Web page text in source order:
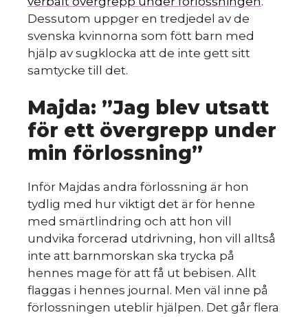
Dessutom uppger en tredjedel av de
svenska kvinnorna som fött barn med
hjälp av sugklocka att de inte gett sitt
samtycke till det.
Majda: ”Jag blev utsatt
för ett övergrepp under
min förlossning”
Inför Majdas andra förlossning är hon
tydlig med hur viktigt det är för henne
med smärtlindring och att hon vill
undvika forcerad utdrivning, hon vill alltså
inte att barnmorskan ska trycka på
hennes mage för att få ut bebisen. Allt
flaggas i hennes journal. Men väl inne på
förlossningen uteblir hjälpen. Det går flera